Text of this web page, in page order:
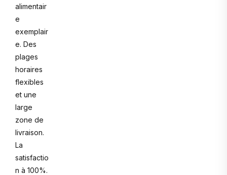
alimentair
e
exemplair
e. Des
plages
horaires
flexibles
et une
large
zone de
livraison.
La
satisfactio
n à 100%.